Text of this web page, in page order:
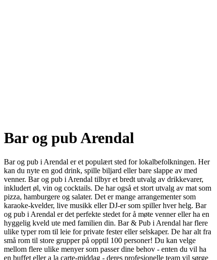
Bar og pub Arendal
Bar og pub i Arendal er et populært sted for lokalbefolkningen. Her
kan du nyte en god drink, spille biljard eller bare slappe av med
venner. Bar og pub i Arendal tilbyr et bredt utvalg av drikkevarer,
inkludert øl, vin og cocktails. De har også et stort utvalg av mat som
pizza, hamburgere og salater. Det er mange arrangementer som
karaoke-kvelder, live musikk eller DJ-er som spiller hver helg. Bar
og pub i Arendal er det perfekte stedet for å møte venner eller ha en
hyggelig kveld ute med familien din. Bar & Pub i Arendal har flere
ulike typer rom til leie for private fester eller selskaper. De har alt fra
små rom til store grupper på opptil 100 personer! Du kan velge
mellom flere ulike menyer som passer dine behov - enten du vil ha
en buffet eller a la carte-middag - deres profesjonelle team vil sørge